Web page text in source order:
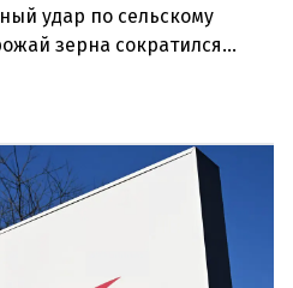
удар по сельскому
зерна сократился